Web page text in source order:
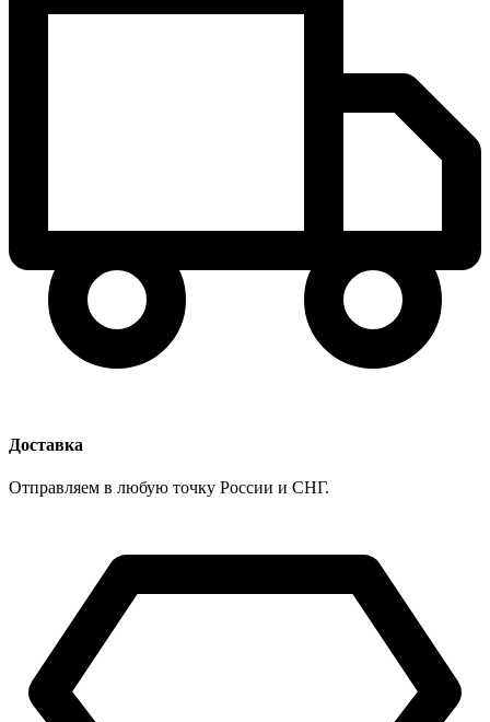
Доставка
Отправляем в любую точку России и СНГ.